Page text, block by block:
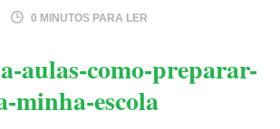
0 MINUTOS PARA LER
aulas-como-preparar-
minha-escola